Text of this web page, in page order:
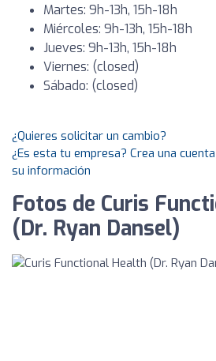
Martes: 9h-13h, 15h-18h
Miércoles: 9h-13h, 15h-18h
Jueves: 9h-13h, 15h-18h
Viernes: (closed)
Sábado: (closed)
¿Quieres solicitar un cambio?
¿Es esta tu empresa? Crea una
su información
Fotos de Curis
(Dr. Ryan Dansel)